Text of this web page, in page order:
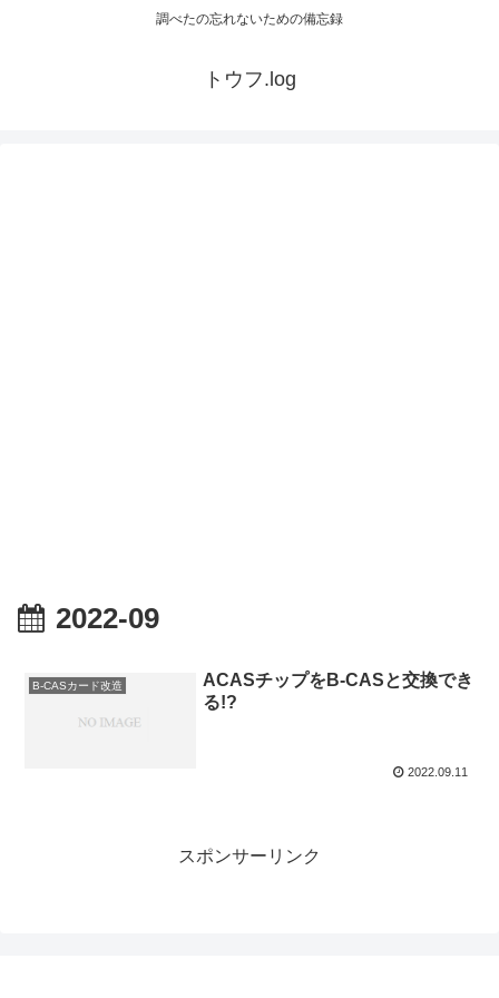
調べたの忘れないための備忘録
トウフ.log
2022-09
B-CASカード改造
ACASチップをB-CASと交換でき
る!?
2022.09.11
スポンサーリンク